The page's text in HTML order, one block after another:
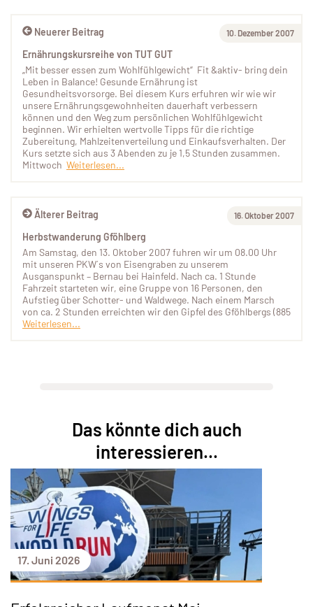
Älterer Beitrag 16. Oktober 2007
Herbstwanderung Gföhlberg
Am Samstag, den 13. Oktober 2007 fuhren wir um 08.00 Uhr
mit unseren PKW´s von Eisengraben zu unserem
Ausganspunkt – Bernau bei Hainfeld. Nach ca. 1 Stunde
Fahrzeit starteten wir, eine Gruppe von 16 Personen, den
Aufstieg über Schotter- und Waldwege. Nach einem Marsch
von ca. 2 Stunden erreichten wir den Gipfel des Gföhlbergs (885
Weiterlesen...
Neuerer Beitrag 10. Dezember 2007
Ernährungskursreihe von TUT GUT
„Mit besser essen zum Wohlfühlgewicht“ Fit &aktiv- bring dein
Leben in Balance! Gesunde Ernährung ist
Gesundheitsvorsorge. Bei diesem Kurs erfuhren wir wie wir
unsere Ernährungsgewohnheiten dauerhaft verbessern
können und den Weg zum persönlichen Wohlfühlgewicht
beginnen. Wir erhielten wertvolle Tipps für die richtige
Zubereitung, Mahlzeitenverteilung und Einkaufsverhalten. Der
Kurs setzte sich aus 3 Abenden zu je 1,5 Stunden zusammen.
Mittwoch Weiterlesen...
Das könnte dich auch
interessieren...
17. Juni 2026